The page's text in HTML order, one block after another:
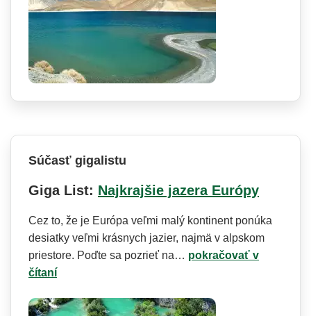
Súčasť gigalistu
Giga List: Najkrajšie jazera Európy
Cez to, že je Európa veľmi malý kontinent ponúka
desiatky veľmi krásnych jazier, najmä v alpskom
priestore. Poďte sa pozrieť na… pokračovať v
čítaní